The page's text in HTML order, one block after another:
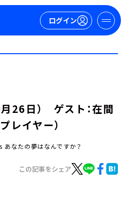
ログイン
26日） ゲスト：在間
レイヤー）
なたの夢はなんですか？
この記事をシェア